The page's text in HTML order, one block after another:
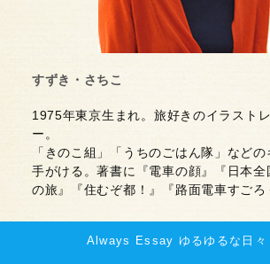
すずき・さちこ
1975年東京生まれ。旅好きのイラスト
ー。
「きのこ組」「うちのごはん隊」など
手がける。著書に『電車の顔』『日本全
の旅』『住むぞ都！』『路面電車すごろ
Always Essay ゆるゆるな日